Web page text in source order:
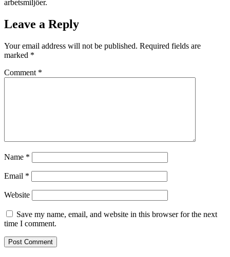
arbetsmiljöer.
Leave a Reply
Your email address will not be published. Required fields are
marked *
Comment *
Name *
Email *
Website
Save my name, email, and website in this browser for the next
time I comment.